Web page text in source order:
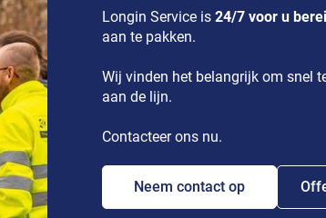
Longin Service is24/7 voor u
aan te pakken.
Wij vinden het belangrijk om snel
aan de lijn.
Contacteer ons nu.
Neem contact op